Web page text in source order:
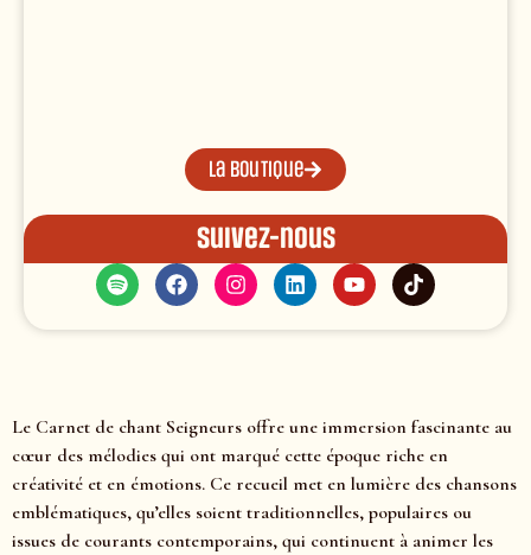
La boutique
Suivez-nous
Le Carnet de chant Seigneurs offre une immersion fascinante au
cœur des mélodies qui ont marqué cette époque riche en
créativité et en émotions. Ce recueil met en lumière des chansons
emblématiques, qu’elles soient traditionnelles, populaires ou
issues de courants contemporains, qui continuent à animer les